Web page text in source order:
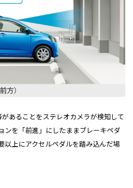
あることをステレオカメラが検知して
ンを「前進」にしたままブレーキペダ
以上にアクセルペダルを踏み込んだ場